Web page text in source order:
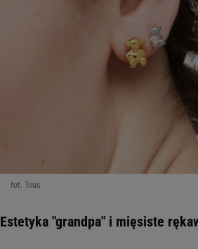
fot. Tous
Estetyka "grandpa" i mięsiste